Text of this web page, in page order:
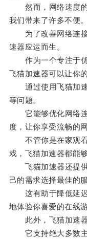
然而，网络速度的
我们带来了许多不便。
为了改善网络连接
速器应运而生。
作为一个专注于优
飞猫加速器可以让你
通过使用飞猫加速
等问题。
它能够优化网络连
度，让你享受流畅的
不管你是在家观看
戏，飞猫加速器都能
飞猫加速器还提供
己的需求选择最佳的
这有助于降低延迟
地体验你喜爱的在线
此外，飞猫加速器
它支持绝大多数主